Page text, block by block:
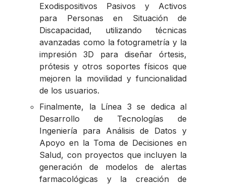
Exodispositivos Pasivos y Activos
para Personas en Situación de
Discapacidad, utilizando técnicas
avanzadas como la fotogrametría y la
impresión 3D para diseñar órtesis,
prótesis y otros soportes físicos que
mejoren la movilidad y funcionalidad
de los usuarios.
Finalmente, la Línea 3 se dedica al
Desarrollo de Tecnologías de
Ingeniería para Análisis de Datos y
Apoyo en la Toma de Decisiones en
Salud, con proyectos que incluyen la
generación de modelos de alertas
farmacológicas y la creación de